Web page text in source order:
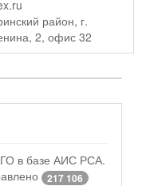
район, г.
2, офис 32
в базе АИС РСА.
217 106